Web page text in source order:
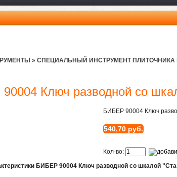
» СПЕЦИАЛЬНЫЙ ИНСТРУМЕНТ ПЛИТОЧНИКА
Ключ разводной со
БИБЕР 90004 Ключ
540,70 руб.
Кол-во:
БИБЕР 90004 Ключ разводной со шкалой